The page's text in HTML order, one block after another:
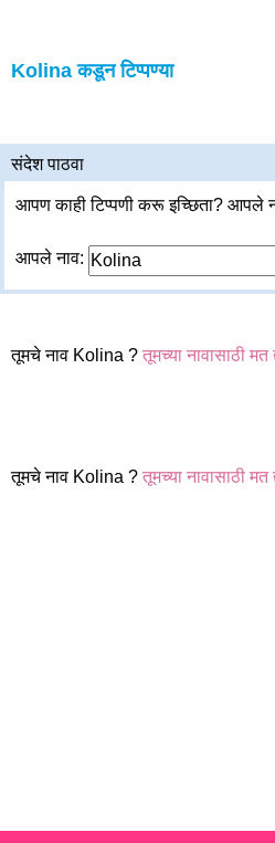
Kolina कडून टिप्पण्या
संदेश पाठवा
आपण काही टिप्पणी करू इच्छिता? आपले
आपले नाव:
तूमचे नाव Kolina ? तूमच्या नावासाठी मत
तूमचे नाव Kolina ? तूमच्या नावासाठी मत